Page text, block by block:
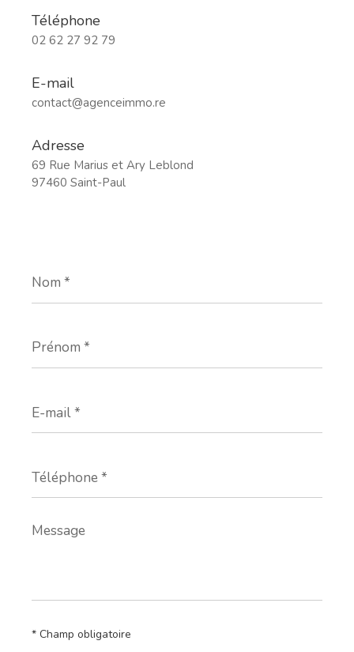
Téléphone
02 62 27 92 79
E-mail
contact@agenceimmo.re
Adresse
69 Rue Marius et Ary Leblond
97460 Saint-Paul
*
*
mail
*
*
Message
*
* Champ obligatoire